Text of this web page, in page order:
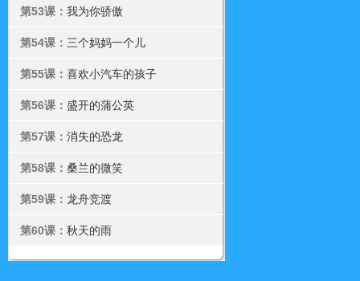
第53课： 我为你骄傲
第54课： 三个妈妈一个儿
第55课： 喜欢小汽车的孩子
第56课： 盛开的蒲公英
第57课： 消失的恐龙
第58课： 桑兰的微笑
第59课： 龙舟竞渡
第60课： 秋天的雨